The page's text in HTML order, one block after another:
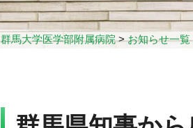
群馬大学医学部附属病院>お知らせ一覧